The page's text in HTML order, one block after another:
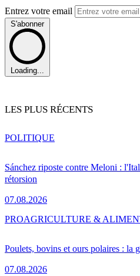
Entrez votre email
S'abonner
Loading...
LES PLUS RÉCENTS
Sánchez riposte contre Meloni :
rétorsion
07.08.2026
POLITIQUE
Poulets, bovins et ours polaires : la
07.08.2026
PROAGRICULTURE &